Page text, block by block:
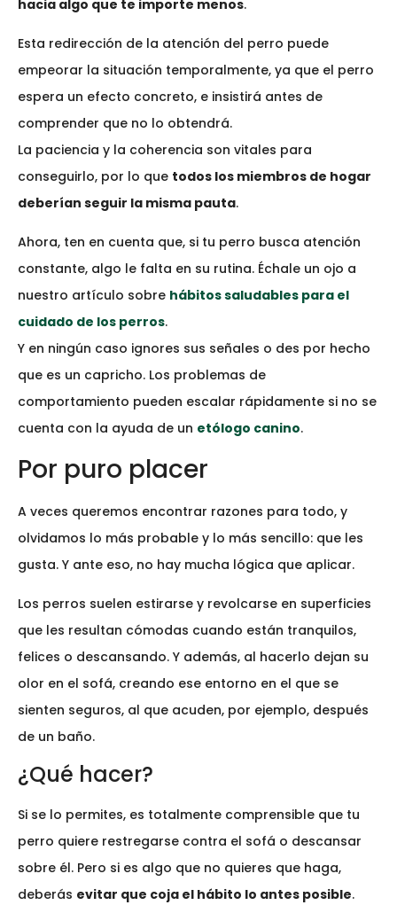
hacia algo que te importe menos.
Esta redirección de la atención del perro puede
empeorar la situación temporalmente, ya que el perro
espera un efecto concreto, e insistirá antes de
comprender que no lo obtendrá.
La paciencia y la coherencia son vitales para
conseguirlo, por lo que todos los miembros de hogar
deberían seguir la misma pauta.
Ahora, ten en cuenta que, si tu perro busca atención
constante, algo le falta en su rutina. Échale un ojo a
nuestro artículo sobre hábitos saludables para el
cuidado de los perros.
Y en ningún caso ignores sus señales o des por hecho
que es un capricho. Los problemas de
comportamiento pueden escalar rápidamente si no se
cuenta con la ayuda de un etólogo canino.
Por puro placer
A veces queremos encontrar razones para todo, y
olvidamos lo más probable y lo más sencillo: que les
gusta. Y ante eso, no hay mucha lógica que aplicar.
Los perros suelen estirarse y revolcarse en superficies
que les resultan cómodas cuando están tranquilos,
felices o descansando. Y además, al hacerlo dejan su
olor en el sofá, creando ese entorno en el que se
sienten seguros, al que acuden, por ejemplo, después
de un baño.
¿Qué hacer?
Si se lo permites, es totalmente comprensible que tu
perro quiere restregarse contra el sofá o descansar
sobre él. Pero si es algo que no quieres que haga,
deberás evitar que coja el hábito lo antes posible.